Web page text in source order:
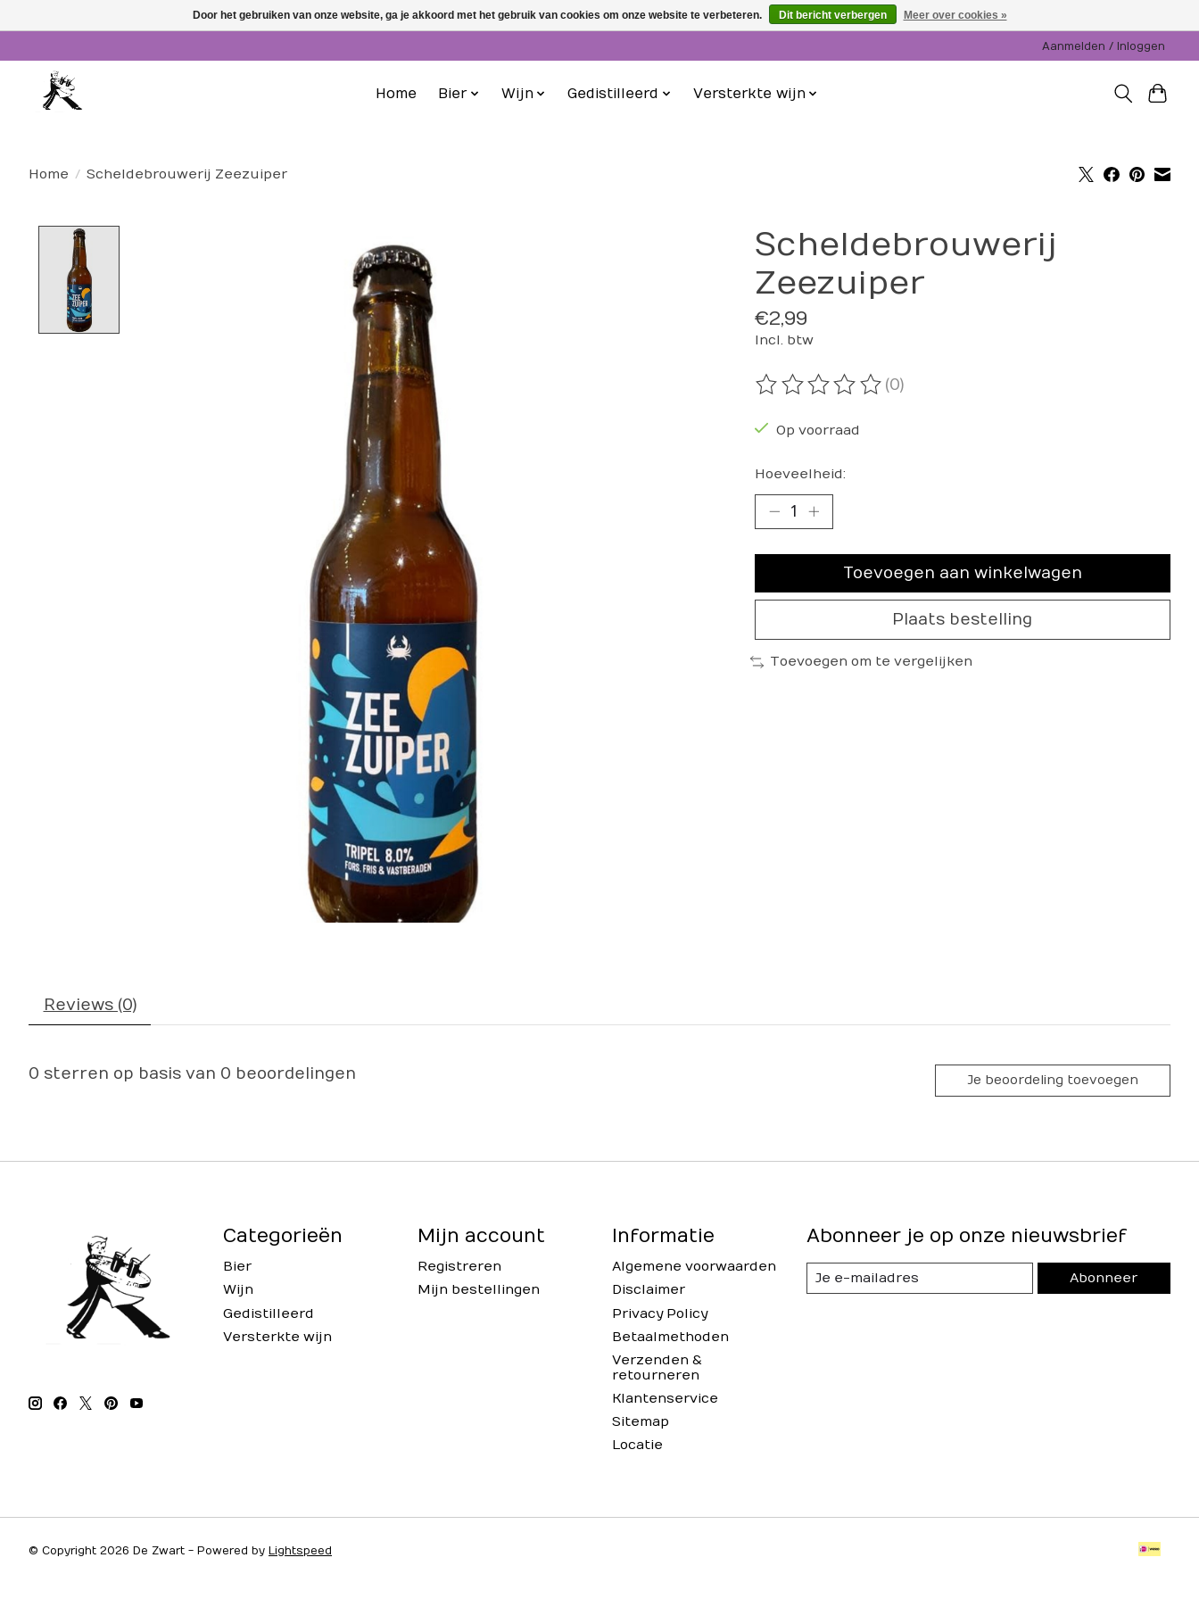
Aanmelden / Inloggen
Home Bier Wijn Gedistilleerd Versterkte wijn
Home / Scheldebrouwerij Zeezuiper
Scheldebrouwerij
Zeezuiper
€2,99
Incl. btw
De beoordeling van dit product is
(0)
Op voorraad
Hoeveelheid:
Toevoegen aan winkelwagen
Plaats bestelling
Toevoegen om te vergelijken
Reviews (0)
0 sterren op basis van 0 beoordelingen Je beoordeling toevoegen
Categorieën
Bier
Wijn
Gedistilleerd
Versterkte wijn
Mijn account
Registreren
Mijn bestellingen
Informatie
Algemene voorwaarden
Disclaimer
Privacy Policy
Betaalmethoden
Verzenden &
retourneren
Klantenservice
Sitemap
Locatie
Abonneer je op onze nieuwsbrief
Abonneer
© Copyright 2026 De Zwart - Powered by Lightspeed
Door het gebruiken van onze website, ga je akkoord met het gebruik van cookies om onze website te verbeteren. Dit bericht verbergen Meer over cookies »